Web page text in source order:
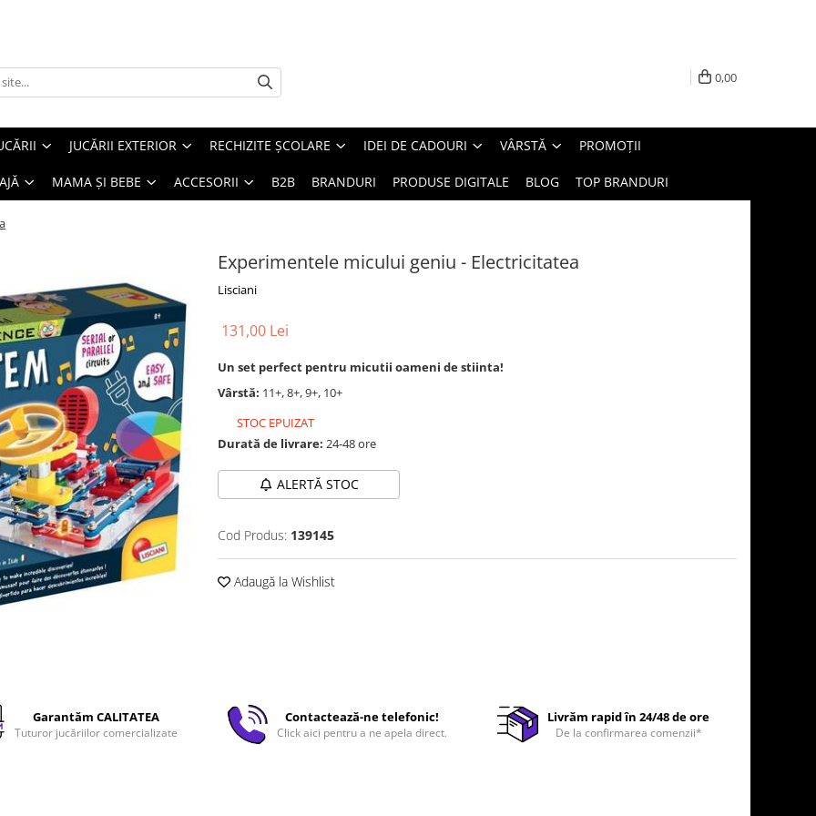
0,00
JUCĂRII EXTERIOR RECHIZITE ȘCOLARE IDEI DE CADOURI VÂRSTĂ PROMOȚII
MAMA ȘI BEBE ACCESORII B2B BRANDURI PRODUSE DIGITALE BLOG TOP BRANDURI
Experimentele micului geniu - Electricitatea
Lisciani
131,00 Lei
Un set perfect pentru micutii oameni de stiinta!
Vârstă: 11+, 8+, 9+, 10+
STOC EPUIZAT
Durată de livrare: 24-48 ore
ALERTĂ STOC
Cod Produs: 139145
Adaugă la Wishlist
Garantăm CALITATEA
Tuturor jucăriilor comercializate
Contactează-ne telefonic!
Click aici pentru a ne apela direct.
Livrăm rapid în 24/48 de ore
De la confirmarea comenzii*